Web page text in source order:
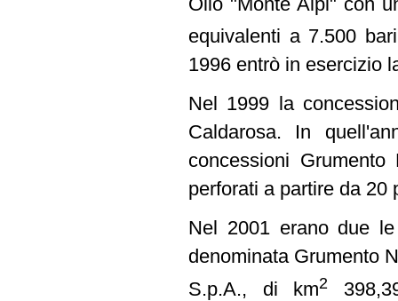
Olio "Monte Alpi" con
equivalenti a 7.500
1996 entrò in esercizio
Nel 1999 la
Caldarosa. In
concessioni
perforati a partire da 20
Nel 2001 erano due
denominata Grumento
S.p.A., di km2